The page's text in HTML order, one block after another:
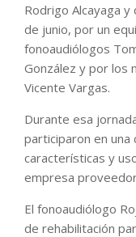
Rodrigo Alcayaga
de junio, por un
fonoaudiólogos
González y por los
Vicente Vargas.
Durante esa
participaron en una
características y
empresa
El fonoaudiólogo
de rehabilitación